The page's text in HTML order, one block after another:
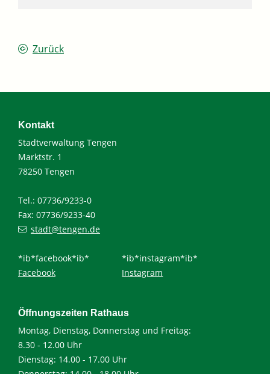
Zurück
Kontakt
Stadtverwaltung Tengen
Marktstr. 1
78250 Tengen
Tel.: 07736/9233-0
Fax: 07736/9233-40
stadt@tengen.de
*ib*facebook*ib*
Facebook
*ib*instagram*ib*
Instagram
Öffnungszeiten Rathaus
Montag, Dienstag, Donnerstag und Freitag:
8.30 - 12.00 Uhr
Dienstag: 14.00 - 17.00 Uhr